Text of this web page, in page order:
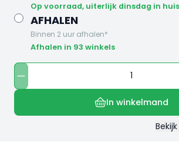
op voorraad, uiterlijk dinsdag in huis
AFHALEN
Binnen 2 uur afhalen*
Afhalen in 93 winkels
In winkelmand